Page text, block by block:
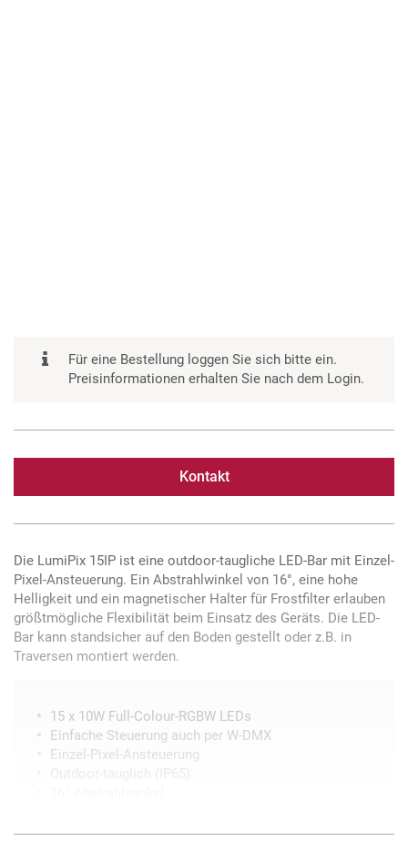
Für eine Bestellung loggen Sie sich bitte ein.
Preisinformationen erhalten Sie nach dem Login.
Kontakt
Die LumiPix 15IP ist eine outdoor-taugliche LED-Bar mit Einzel-
Pixel-Ansteuerung. Ein Abstrahlwinkel von 16°, eine hohe
Helligkeit und ein magnetischer Halter für Frostfilter erlauben
größtmögliche Flexibilität beim Einsatz des Geräts. Die LED-
Bar kann standsicher auf den Boden gestellt oder z.B. in
Traversen montiert werden.
15 x 10W Full-Colour-RGBW LEDs
Einfache Steuerung auch per W-DMX
Einzel-Pixel-Ansteuerung
Outdoor-tauglich (IP65)